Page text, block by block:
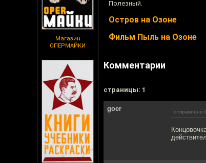
Магазин
ОПЕРМАЙКИ
Полезный.
Остров на Озоне
Фильм Пыль на Озоне
Комментарии
cтраницы: 1
goer отправлено